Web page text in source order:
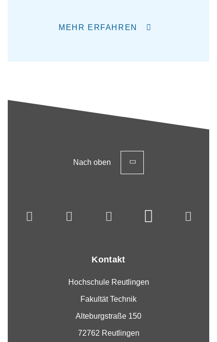
MEHR ERFAHREN
Nach oben
Kontakt
Hochschule Reutlingen
Fakultät Technik
Alteburgstraße 150
72762 Reutlingen